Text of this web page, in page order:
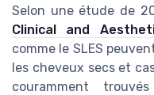
Selon une étude de
Clinical and
comme le SLES
les cheveux secs et
couramment